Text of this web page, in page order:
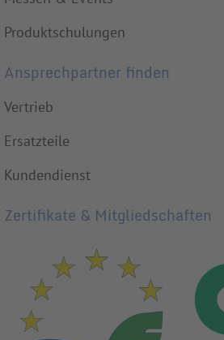
Produktschulungen
Ansprechpartner finden
Vertrieb
Ersatzteile
Kundendienst
Zertifikate & Mitgliedschaften